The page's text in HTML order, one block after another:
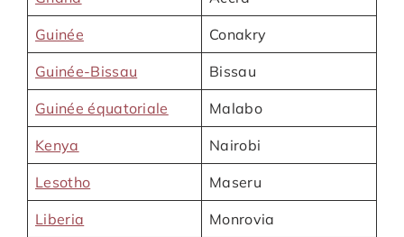
Guinée Conakry
Guinée-Bissau Bissau
Guinée équatoriale Malabo
Kenya Nairobi
Lesotho Maseru
Liberia Monrovia